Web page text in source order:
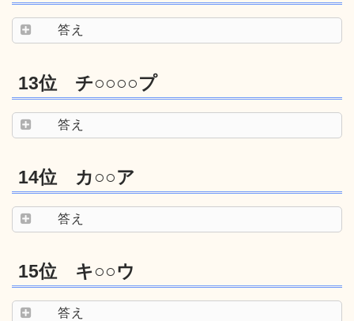
答え
13位 チ○○○○プ
答え
14位 カ○○ア
答え
15位 キ○○ウ
答え